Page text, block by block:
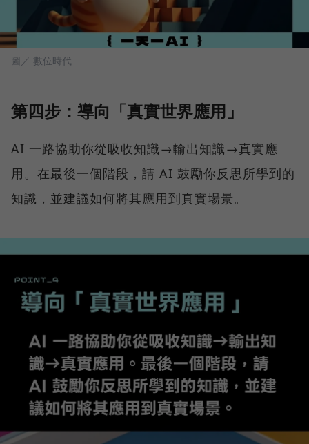
圖／ 數位時代
第四步：導向「真實世界應用」
AI 一路協助你從吸收知識→輸出知識→真實應
用。在最後一個階段，請 AI 鼓勵你反思所學到的
知識，並建議如何將其應用到真實場景。